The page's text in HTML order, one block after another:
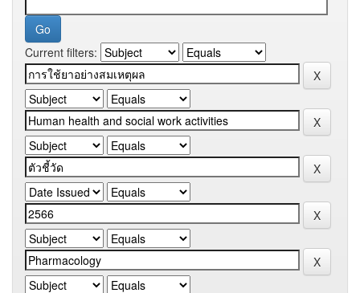
Current filters: